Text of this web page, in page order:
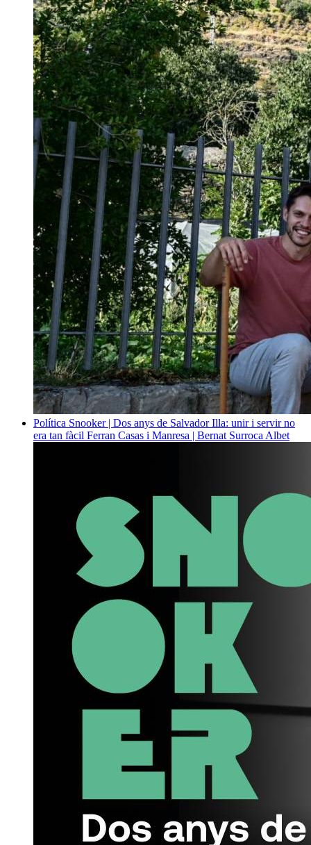
Política Snooker | Dos anys de Salvador Illa: unir i servir no
era tan fàcil Ferran Casas i Manresa | Bernat Surroca Albet